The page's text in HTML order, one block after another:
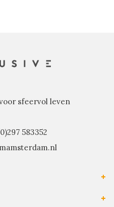
sfeervol leven
583352